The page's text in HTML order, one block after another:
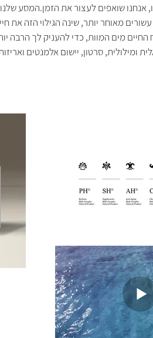
אנחנו שואפים לעצור את הזמן.המסע
ומילולית, סרטון, יישום אלמנטים